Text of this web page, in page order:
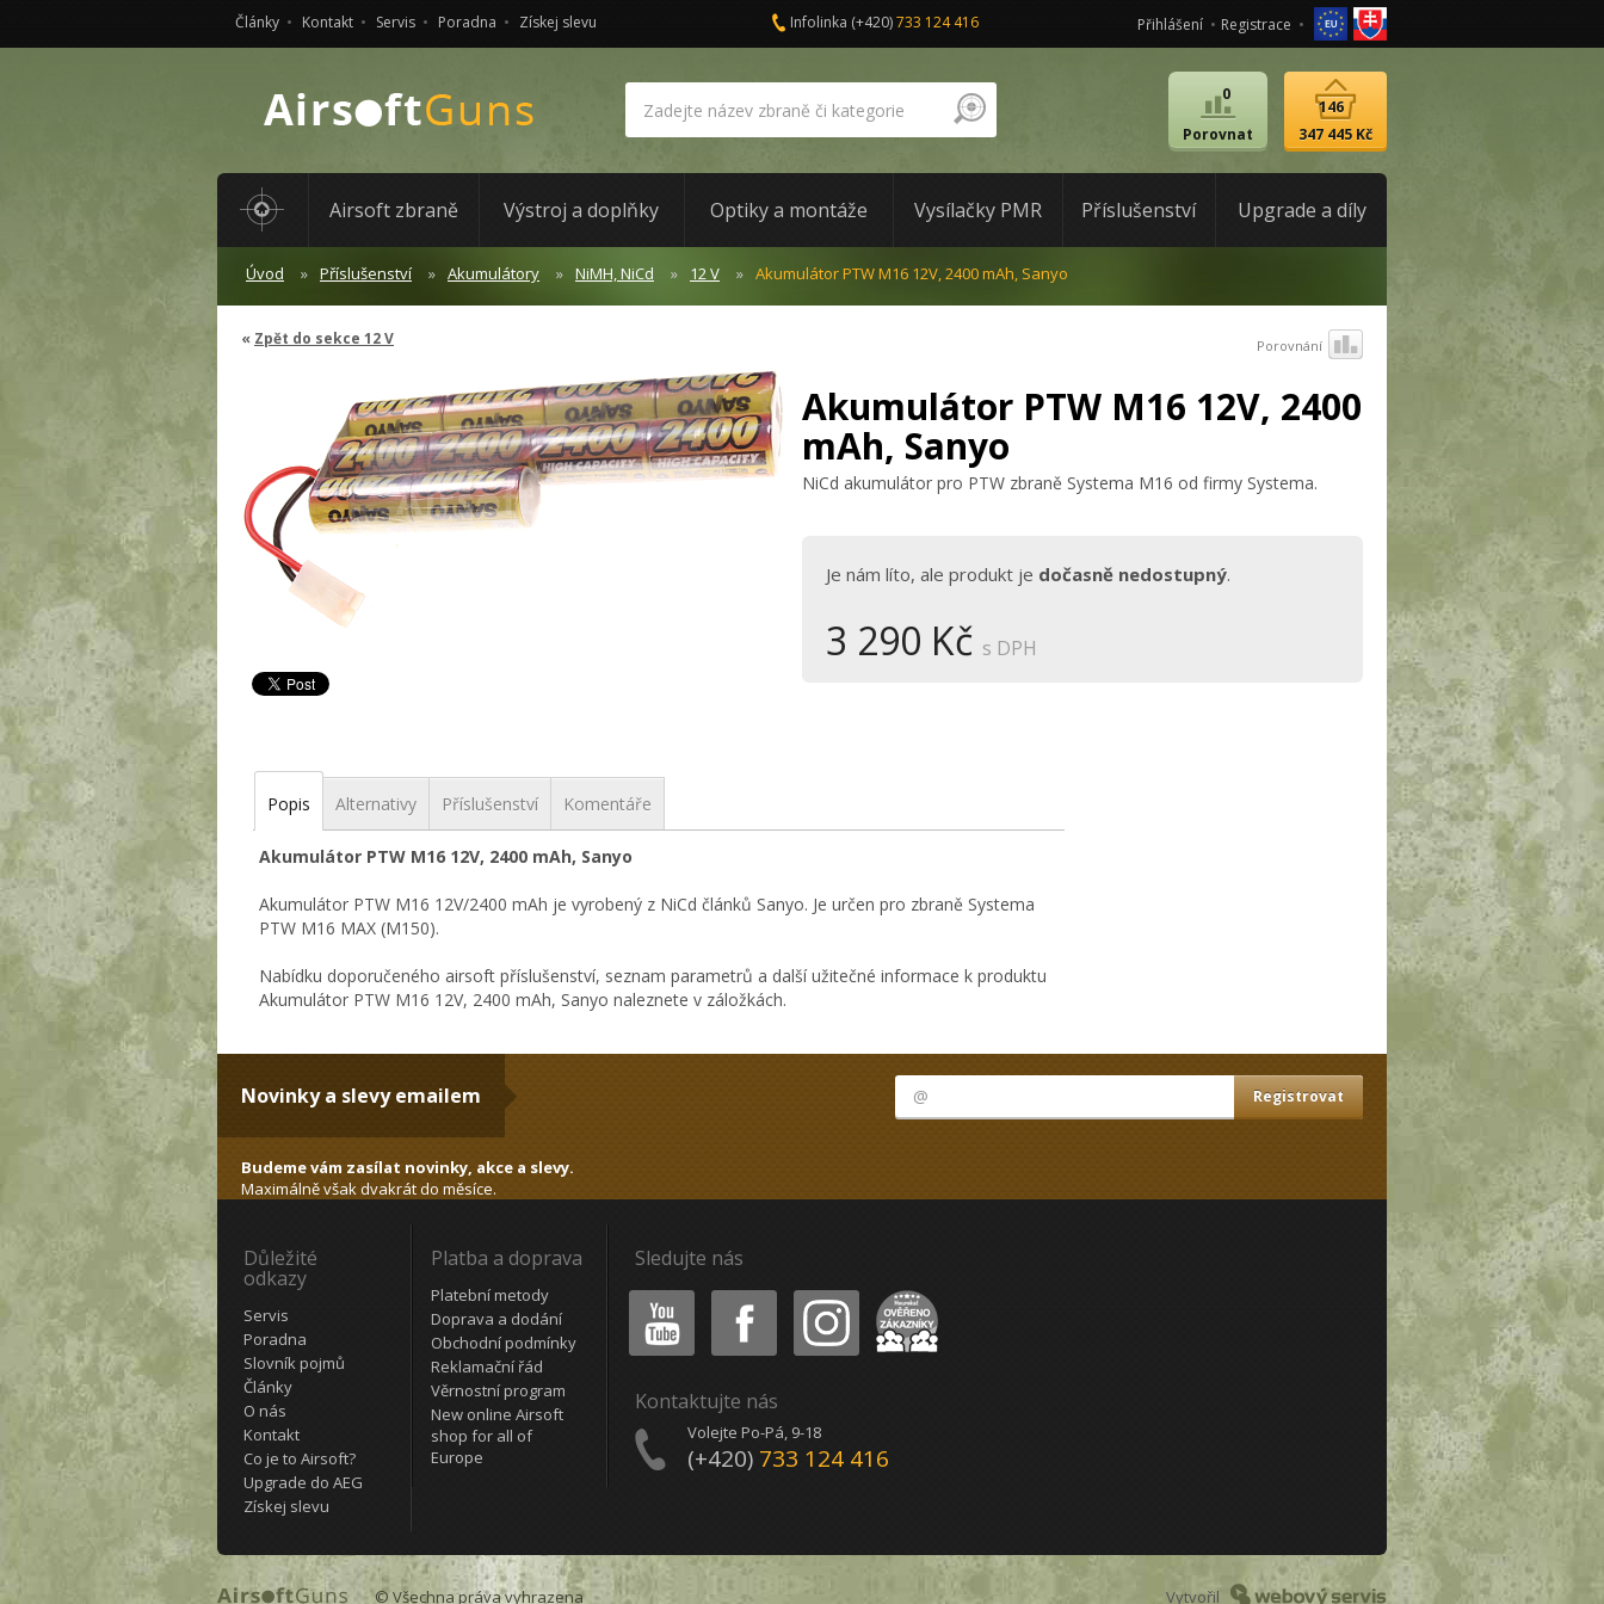
Články Kontakt Servis Poradna Získej slevu Infolinka (+420)733 124 416 Přihlášení Registrace
Porovnat
0
347 445 Kč
146
Airsoft zbraně Výstroj a doplňky Optiky a montáže Vysílačky PMR Příslušenství Upgrade a díly
Úvod Příslušenství Akumulátory NiMH, NiCd 12 V Akumulátor PTW M16 12V, 2400 mAh, Sanyo
Zpět do sekce 12 V Porovnání
Akumulátor PTW M16 12V, 2400
mAh, Sanyo
NiCd akumulátor pro PTW zbraně Systema M16 od firmy Systema.
Je nám líto, ale produkt je dočasně nedostupný.
3 290 Kč s DPH
Popis Alternativy Příslušenství Komentáře
Akumulátor PTW M16 12V, 2400 mAh, Sanyo
Akumulátor PTW M16 12V/2400 mAh je vyrobený z NiCd článků Sanyo. Je určen pro zbraně Systema
PTW M16 MAX (M150).
Nabídku doporučeného airsoft příslušenství, seznam parametrů a další užitečné informace k produktu
Akumulátor PTW M16 12V, 2400 mAh, Sanyo naleznete v záložkách.
Novinky a slevy emailem
Budeme vám zasílat novinky, akce a slevy.
Maximálně však dvakrát do měsíce.
Důležité
odkazy
Servis
Poradna
Slovník pojmů
Články
O nás
Kontakt
Co je to Airsoft?
Upgrade do AEG
Získej slevu
Platba a doprava
Platební metody
Doprava a dodání
Obchodní podmínky
Reklamační řád
Věrnostní program
New online Airsoft
shop for all of
Europe
Sledujte nás
Youtube Facebook Instagram Heureka
Kontaktujte nás
Volejte Po-Pá, 9-18
(+420) 733 124 416
© Všechna práva vyhrazena Vytvořil